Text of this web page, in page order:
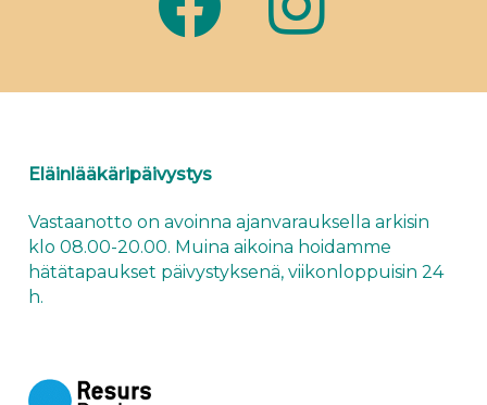
Eläinlääkäripäivystys
Vastaanotto on avoinna ajanvarauksella arkisin
klo 08.00-20.00. Muina aikoina hoidamme
hätätapaukset päivystyksenä, viikonloppuisin 24
h.